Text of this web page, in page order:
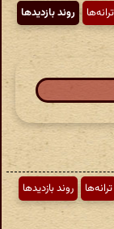
ترانه‌ها
روند بازدیدها
ترانه‌ها
روند بازدیدها